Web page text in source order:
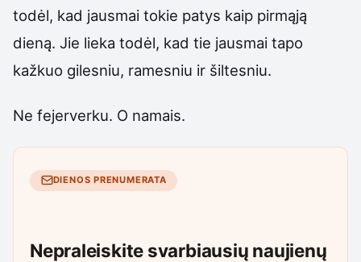
todėl, kad jausmai tokie patys kaip pirmąją
dieną. Jie lieka todėl, kad tie jausmai tapo
kažkuo gilesniu, ramesniu ir šiltesniu.
Ne fejerverku. O namais.
DIENOS PRENUMERATA
Nepraleiskite svarbiausių naujienų